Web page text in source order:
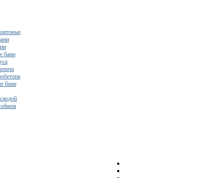
бани
бани